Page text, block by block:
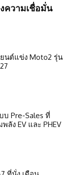
ความเชื่อมั่น
ยนต์แข่ง Moto2 รุ่น
บ Pre-Sales ที่
ลัง EV และ PHEV